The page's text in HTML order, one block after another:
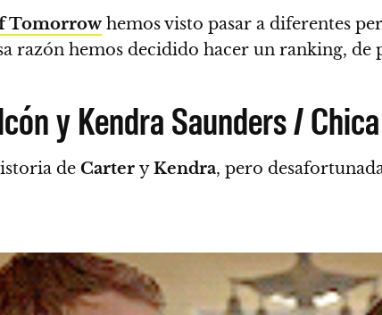
Tomorrow hemos visto pasar a diferentes
razón hemos decidido hacer un ranking, de
y Kendra Saunders /
de Carter yKendra, pero